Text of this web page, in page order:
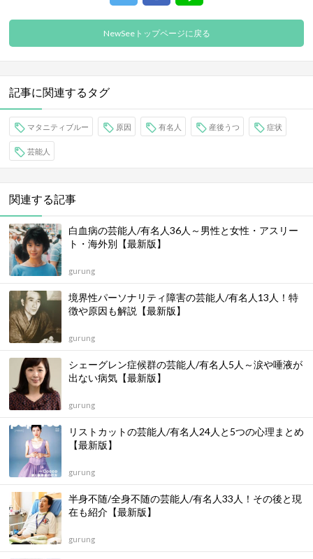
NewSeeトップページに戻る
記事に関連するタグ
マタニティブルー 原因 有名人 産後うつ 症状
芸能人
関連する記事
白血病の芸能人/有名人36人～男性と女性・アスリー
ト・海外別【最新版】
gurung
境界性パーソナリティ障害の芸能人/有名人13人！特
徴や原因も解説【最新版】
gurung
シェーグレン症候群の芸能人/有名人5人～涙や唾液が
出ない病気【最新版】
gurung
リストカットの芸能人/有名人24人と5つの心理まとめ
【最新版】
gurung
半身不随/全身不随の芸能人/有名人33人！その後と現
在も紹介【最新版】
gurung